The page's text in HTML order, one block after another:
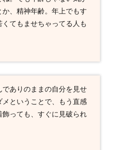
、精神年齢。年上でもす
てもませちゃってる人も
ありのままの自分を見せ
ということで、もう直感
っても、すぐに見破られ